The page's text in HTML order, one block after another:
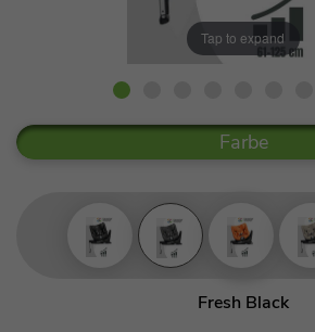
Tap to expand
Farbe
Fresh Black